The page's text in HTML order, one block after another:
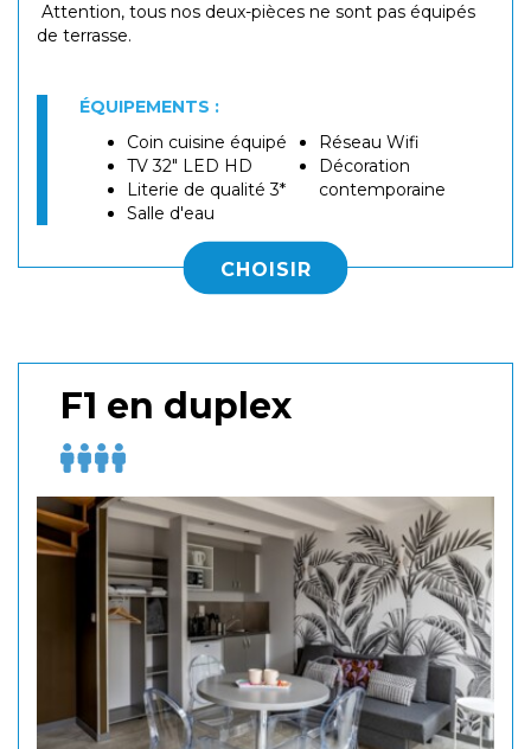
Attention, tous nos deux-pièces ne sont pas équipés
de terrasse.
ÉQUIPEMENTS :
Coin cuisine équipé
TV 32" LED HD
Literie de qualité 3*
Salle d'eau
Réseau Wifi
Décoration
contemporaine
CHOISIR
F1 en duplex